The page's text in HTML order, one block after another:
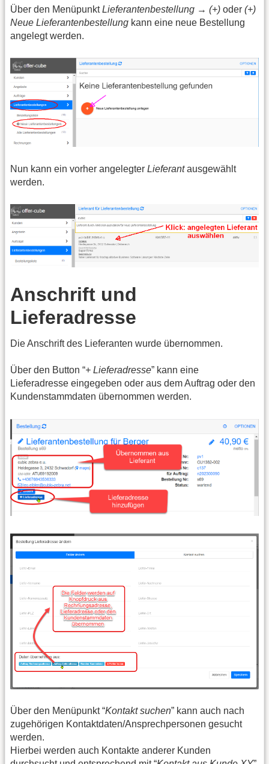
Über den MenüpunktLieferantenbestellung → (+) oder (+)
Neue Lieferantenbestellung kann eine neue Bestellung
angelegt werden.
Nun kann ein vorher angelegter Lieferantausgewählt
werden.
Anschrift und
Lieferadresse
Die Anschrift des Lieferanten wurde übernommen.
Über den Button “+ Lieferadresse” kann eine
Lieferadresse eingegeben oder aus dem Auftrag oder den
Kundenstammdaten übernommen werden.
Über den Menüpunkt “Kontakt suchen” kann auch nach
zugehörigen Kontaktdaten/Ansprechpersonen gesucht
werden.
Hierbei werden auch Kontakte anderer Kunden